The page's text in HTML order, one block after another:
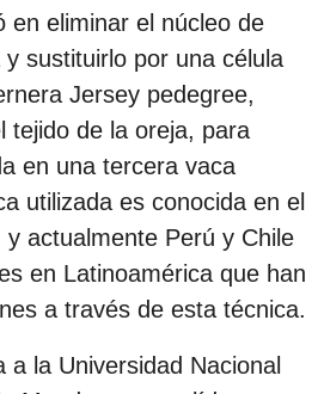
en eliminar el núcleo de
sustituirlo por una célula
Jersey pedegree,
tejido de la oreja, para
en una tercera vaca
utilizada es conocida en el
actualmente Perú y Chile
en Latinoamérica que han
a través de esta técnica.
a la Universidad Nacional